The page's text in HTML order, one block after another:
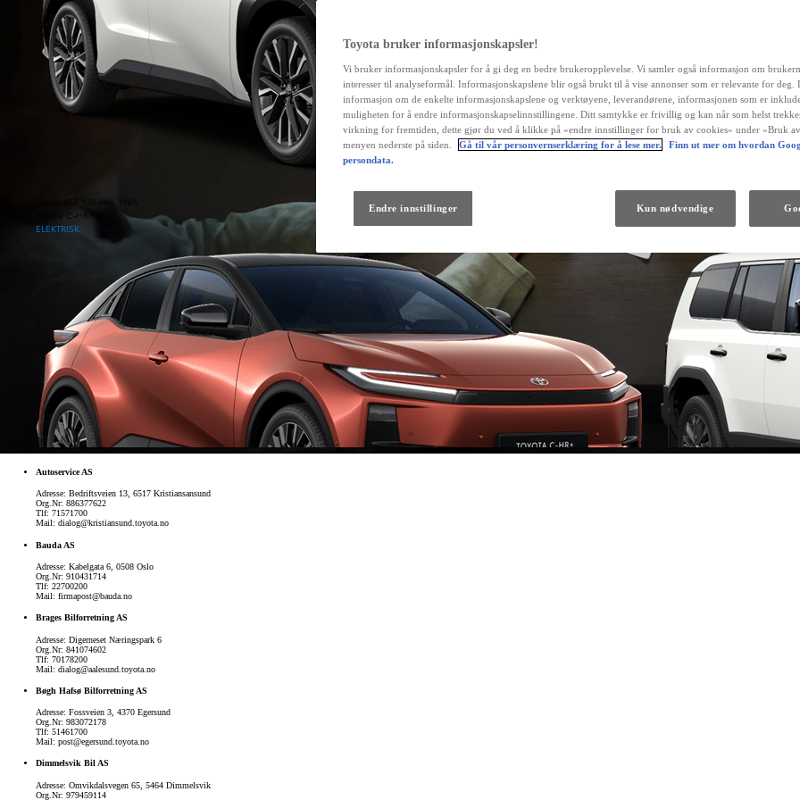
Fra kr 457 100 inkl. MVA
Fra kr 538 000 inkl. MVA
Toyota C-HR+
ELEKTRISK
Fra kr 445 500 inkl. MVA
Land Cruiser
DIESEL
Proace
ELEKTRISK OG DIESEL
Autoservice AS
Adresse: Bedriftsveien 13, 6517 Kristiansansund
Org.Nr: 886377622
Tlf: 71571700
Mail: dialog@kristiansund.toyota.no
Bauda AS
Adresse: Kabelgata 6, 0508 Oslo
Org.Nr: 910431714
Tlf: 22700200
Mail: firmapost@bauda.no
Brages Bilforretning AS
Adresse: Digerneset Næringspark 6
Org.Nr: 841074602
Tlf: 70178200
Mail: dialog@aalesund.toyota.no
Bøgh Hafsø Bilforretning AS
Adresse: Fossveien 3, 4370 Egersund
Org.Nr: 983072178
Tlf: 51461700
Mail: post@egersund.toyota.no
Dimmelsvik Bil AS
Adresse: Omvikdalsvegen 65, 5464 Dimmelsvik
Org.Nr: 979459114
Toyota bruker informasjonskapsler!
Vi bruker informasjonskapsler for å gi deg en bedre brukeropplevelse. Vi samler også informasjon om
interesser til analyseformål. Informasjonskapslene blir også brukt til å vise annonser som er relevante for deg.
informasjon om de enkelte informasjonskapslene og verktøyene, leverandørene, informasjonen som er
muligheten for å endre informasjonskapselinnstillingene. Ditt samtykke er frivillig og kan når som helst
virkning for fremtiden, dette gjør du ved å klikke på «endre innstillinger for bruk av cookies» under «Bruk
menyen nederste på siden.
Gå til vår personvernserklæring for å lese mer.
Finn ut mer om hvordan
persondata.
Endre innstillinger Kun nødvendige